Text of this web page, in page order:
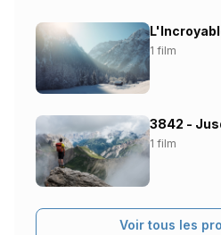
1 film
3842 -
1 film
Voir tous les